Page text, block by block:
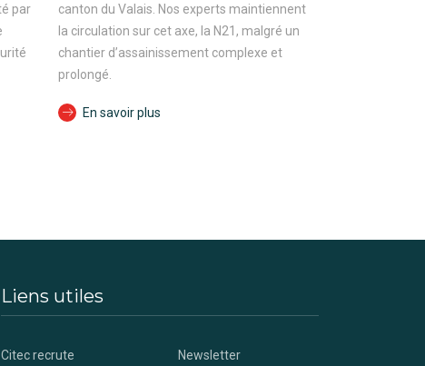
par
canton du Valais. Nos experts maintiennent
la circulation sur cet axe, la N21, malgré un
chantier d’assainissement complexe et
prolongé.
En savoir plus
Liens utiles
Citec recrute Newsletter